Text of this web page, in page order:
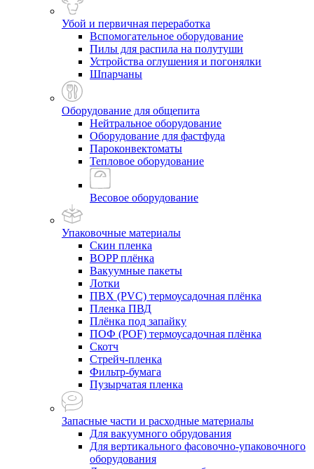
Убой и первичная переработка
Вспомогательное оборудование
Пилы для распила на полутуши
Устройства оглушения и погонялки
Шпарчаны
Оборудование для общепита
Нейтральное оборудование
Оборудование для фастфуда
Пароконвектоматы
Тепловое оборудование
Весовое оборудование
Упаковочные материалы
Скин пленка
BOPP плёнка
Вакуумные пакеты
Лотки
ПВХ (PVC) термоусадочная плёнка
Пленка ПВД
Плёнка под запайку
ПОФ (POF) термоусадочная плёнка
Скотч
Стрейч-пленка
Фильтр-бумага
Пузырчатая пленка
Запасные части и расходные материалы
Для вакуумного обрудования
Для вертикального фасовочно-упаковочного
оборудования